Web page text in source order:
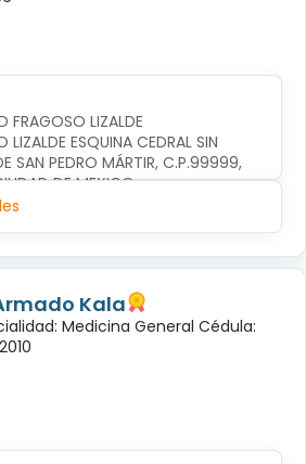
FRAGOSO LIZALDE
LIZALDE ESQUINA CEDRAL SIN
SAN PEDRO MÁRTIR, C.P.99999,
DE MEXICO
Kala
Medicina General Cédula: